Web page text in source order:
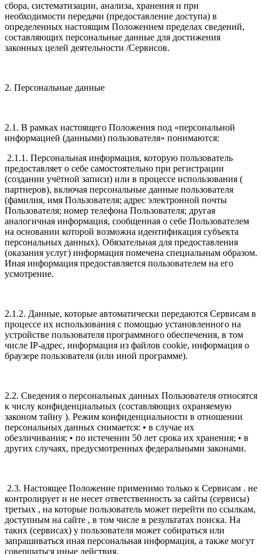
сбора, систематизации, анализа, хранения и при
необходимости передачи (предоставление доступа) в
определенных настоящим Положением пределах сведений,
составляющих персональные данные для достижения
законных целей деятельности /Сервисов.
2. Персональные данные
2.1. В рамках настоящего Положения под «персональной
информацией (данными) пользователя» понимаются:
2.1.1. Персональная информация, которую пользователь
предоставляет о себе самостоятельно при регистрации
(создании учётной записи) или в процессе использования (
партнеров), включая персональные данные пользователя
(фамилия, имя Пользователя; адрес электронной почты
Пользователя; номер телефона Пользователя; другая
аналогичная информация, сообщенная о себе Пользователем
на основании которой возможна идентификация субъекта
персональных данных). Обязательная для предоставления
(оказания услуг) информация помечена специальным образом.
Иная информация предоставляется пользователем на его
усмотрение.
2.1.2. Данные, которые автоматически передаются Сервисам в
процессе их использования с помощью установленного на
устройстве пользователя программного обеспечения, в том
числе IP-адрес, информация из файлов cookie, информация о
браузере пользователя (или иной программе).
2.2. Сведения о персональных данных Пользователя относятся
к числу конфиденциальных (составляющих охраняемую
законом тайну ). Режим конфиденциальности в отношении
персональных данных снимается: • в случае их
обезличивания; • по истечении 50 лет срока их хранения; • в
других случаях, предусмотренных федеральными законами.
2.3. Настоящее Положение применимо только к Сервисам . не
контролирует и не несет ответственность за сайты (сервисы)
третьих , на которые пользователь может перейти по ссылкам,
доступным на сайте , в том числе в результатах поиска. На
таких (сервисах) у пользователя может собираться или
запрашиваться иная персональная информация, а также могут
совершаться иные действия.